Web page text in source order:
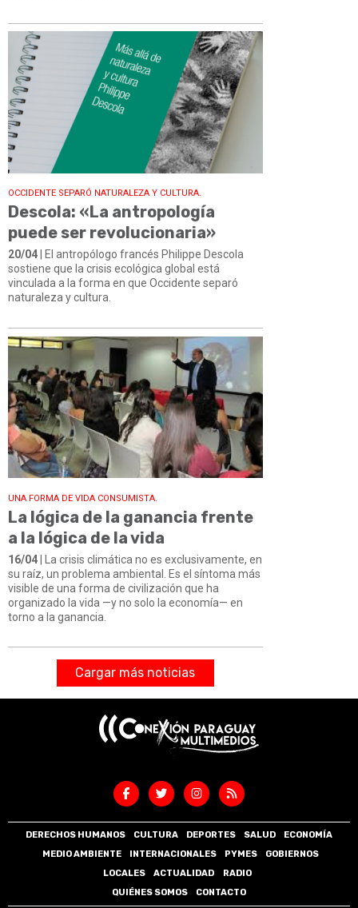
OCCIDENTE SEPARÓ NATURALEZA Y CULTURA.
Descola: «La antropología
puede ser revolucionaria»
20/04 | El antropólogo francés Philippe Descola
sostiene que la crisis ecológica global está
vinculada a la forma en que Occidente separó
naturaleza y cultura.
UNA FORMA DE VIDA CONSUMISTA.
La lógica de la ganancia frente
a la lógica de la vida
16/04 | La crisis climática no es exclusivamente, en
su raíz, un problema ambiental. Es el síntoma más
visible de una forma de civilización que ha
organizado la vida —y no solo la economía— en
torno a la ganancia.
Cargar más noticias
DERECHOS HUMANOS CULTURA DEPORTES SALUD
ECONOMÍA
MEDIO AMBIENTE
INTERNACIONALES PYMES
GOBIERNOS
LOCALES
ACTUALIDAD
RADIO
QUIÉNES SOMOS
CONTACTO